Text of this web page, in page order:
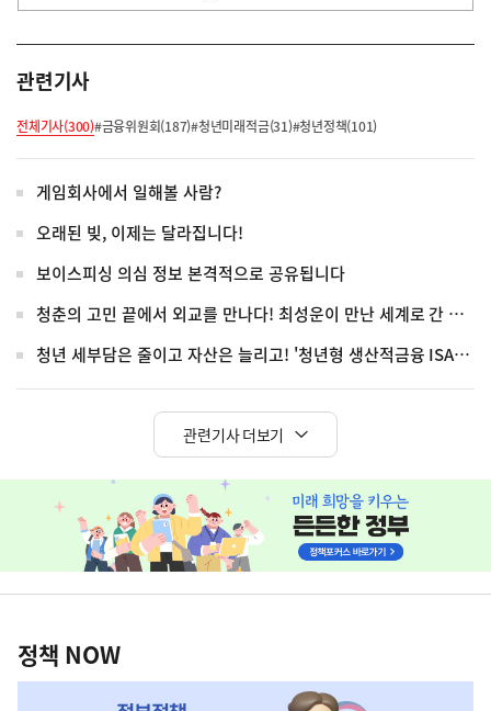
관련기사
전체기사(300)#금융위원회(187)#청년미래적금(31)#청년정책(101)
게임회사에서 일해볼 사람?
오래된 빚, 이제는 달라집니다!
보이스피싱 의심 정보 본격적으로 공유됩니다
청춘의 고민 끝에서 외교를 만나다! 최성운이 만난 세계로 간 청년들
청년 세부담은 줄이고 자산은 늘리고! '청년형 생산적금융 ISA' 전격 신설
관련기사 더보기
너
역책
NOW,
정책 NOW